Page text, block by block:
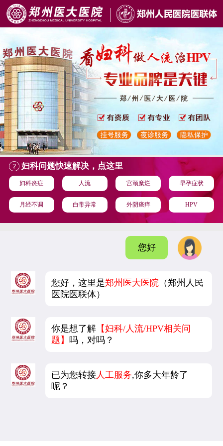
妇科问题快速解决，点这里
妇科炎症 人流 宫颈糜烂 早孕症状
月经不调 白带异常 外阴瘙痒 HPV
您好
您好，这里是郑州医大医院 （郑州人民
医院医联体）
你是想了解 【妇科/人流/HPV相关问
题】吗，对吗？
已为您转接 人工服务,你多大年龄了
呢？